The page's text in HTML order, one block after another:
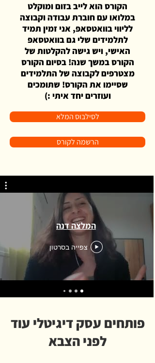
הקורס הוא לייב בזום ומוקלט
במלואו עם חוברת עבודה וקבוצה
לליווי בוואטסאפ, אני זמין תמיד
לתלמידים שלי גם בוואטסאפ
האישי, ויש גישה להקלטות של
הקורס במשך שנה! בסיום הקורס
מצטרפים לקבוצה של התלמידים
שסיימו את הקורס! שתומכים
ועוזרים יחד איתי :)
לסילבוס המלא
הרשמה לקורס
המלצה דנה
צפייה בסרטון
פותחים עסק דיגיטלי עוד
לפני הצבא